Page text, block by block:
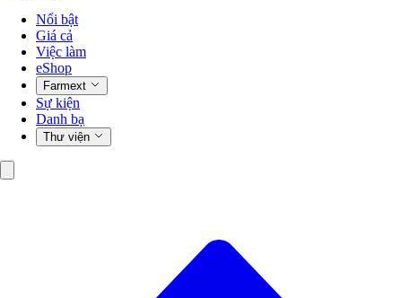
Nổi bật
Giá cả
Việc làm
eShop
Farmext
Sự kiện
Danh bạ
Thư viện